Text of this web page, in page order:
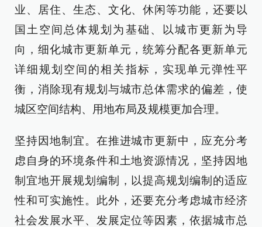
业、居住、生态、文化、休闲等功能，还要以
国土空间总体规划为基础、以城市更新为导
向，细化城市更新单元，统筹分配各更新单元
详细规划空间的相关指标，实现单元弹性平
衡，消除现有规划与城市总体需求的偏差，使
城区空间结构、用地布局及规模更加合理。
坚持因地制宜。在推进城市更新中，应充分考
虑自身的环境条件和土地资源情况，坚持因地
制宜地开展规划编制，以提高规划编制的适应
性和可实施性。此外，还要充分考虑城市经济
社会发展水平、发展定位等因素，依据城市总